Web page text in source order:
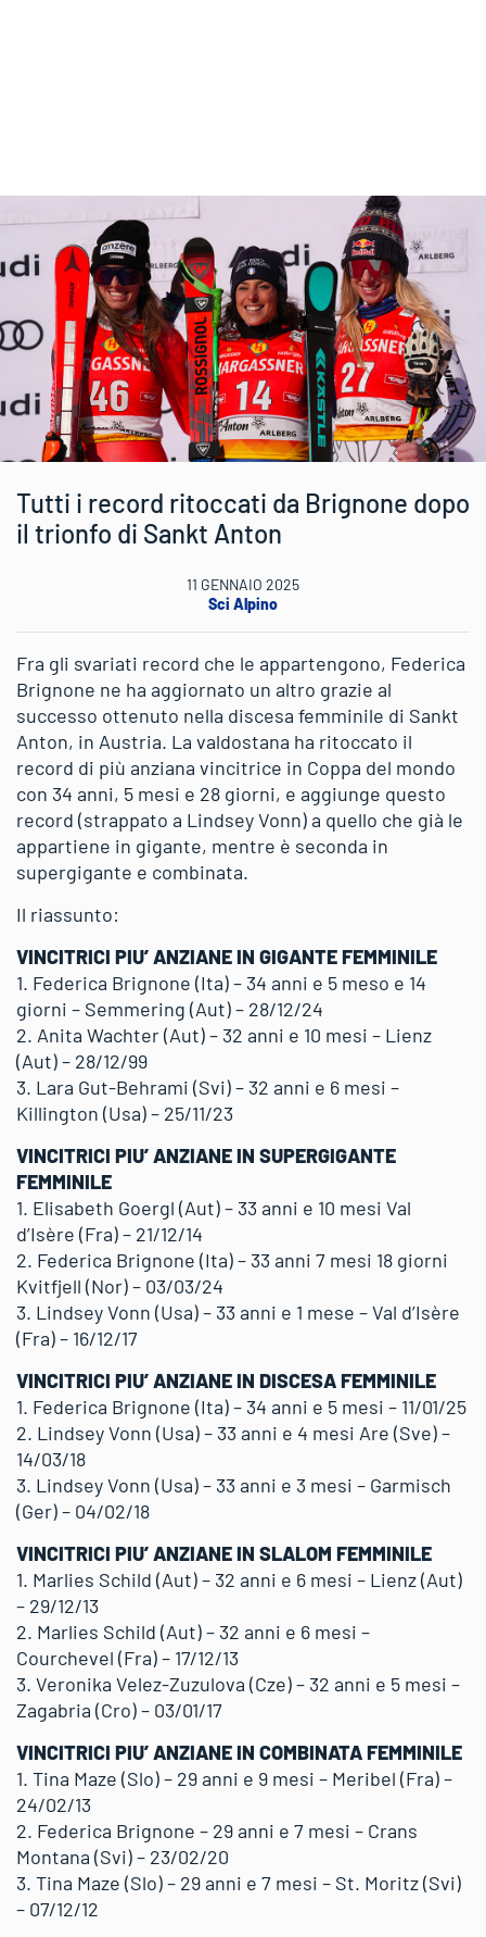
Tutti i record ritoccati da Brignone dopo
il trionfo di Sankt Anton
11 GENNAIO 2025
Sci Alpino
Fra gli svariati record che le appartengono, Federica
Brignone ne ha aggiornato un altro grazie al
successo ottenuto nella discesa femminile di Sankt
Anton, in Austria. La valdostana ha ritoccato il
record di più anziana vincitrice in Coppa del mondo
con 34 anni, 5 mesi e 28 giorni, e aggiunge questo
record (strappato a Lindsey Vonn) a quello che già le
appartiene in gigante, mentre è seconda in
supergigante e combinata.
Il riassunto:
VINCITRICI PIU’ ANZIANE IN GIGANTE FEMMINILE
1. Federica Brignone (Ita) – 34 anni e 5 meso e 14
giorni – Semmering (Aut) – 28/12/24
2. Anita Wachter (Aut) – 32 anni e 10 mesi – Lienz
(Aut) – 28/12/99
3. Lara Gut-Behrami (Svi) – 32 anni e 6 mesi –
Killington (Usa) – 25/11/23
VINCITRICI PIU’ ANZIANE IN SUPERGIGANTE
FEMMINILE
1. Elisabeth Goergl (Aut) – 33 anni e 10 mesi Val
d’Isère (Fra) – 21/12/14
2. Federica Brignone (Ita) – 33 anni 7 mesi 18 giorni
Kvitfjell (Nor) – 03/03/24
3. Lindsey Vonn (Usa) – 33 anni e 1 mese – Val d’Isère
(Fra) – 16/12/17
VINCITRICI PIU’ ANZIANE IN DISCESA FEMMINILE
1. Federica Brignone (Ita) – 34 anni e 5 mesi – 11/01/25
2. Lindsey Vonn (Usa) – 33 anni e 4 mesi Are (Sve) –
14/03/18
3. Lindsey Vonn (Usa) – 33 anni e 3 mesi – Garmisch
(Ger) – 04/02/18
VINCITRICI PIU’ ANZIANE IN SLALOM FEMMINILE
1. Marlies Schild (Aut) – 32 anni e 6 mesi – Lienz (Aut)
– 29/12/13
2. Marlies Schild (Aut) – 32 anni e 6 mesi –
Courchevel (Fra) – 17/12/13
3. Veronika Velez-Zuzulova (Cze) – 32 anni e 5 mesi –
Zagabria (Cro) – 03/01/17
VINCITRICI PIU’ ANZIANE IN COMBINATA FEMMINILE
1. Tina Maze (Slo) – 29 anni e 9 mesi – Meribel (Fra) –
24/02/13
2. Federica Brignone – 29 anni e 7 mesi – Crans
Montana (Svi) – 23/02/20
3. Tina Maze (Slo) – 29 anni e 7 mesi – St. Moritz (Svi)
– 07/12/12